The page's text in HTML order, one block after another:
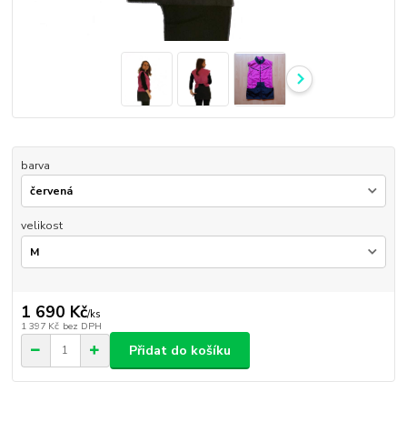
barva
velikost
1 690 Kč/ks
1 397 Kč bez DPH
Přidat do košíku